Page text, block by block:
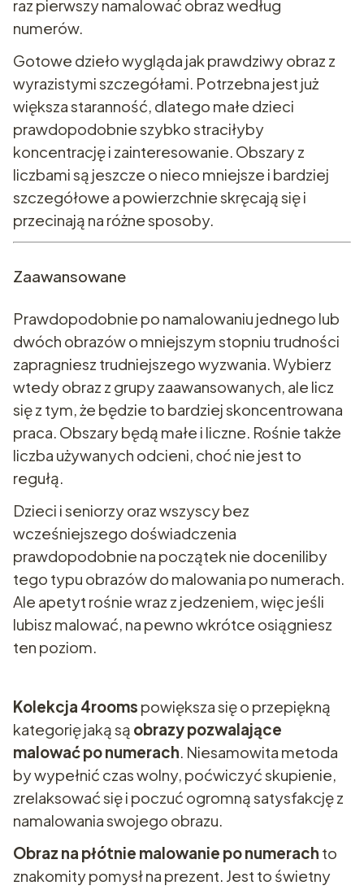
raz pierwszy namalować obraz według
numerów.
Gotowe dzieło wygląda jak prawdziwy obraz z
wyrazistymi szczegółami. Potrzebna jest już
większa staranność, dlatego małe dzieci
prawdopodobnie szybko straciłyby
koncentrację i zainteresowanie. Obszary z
liczbami są jeszcze o nieco mniejsze i bardziej
szczegółowe a powierzchnie skręcają się i
przecinają na różne sposoby.
Zaawansowane
Prawdopodobnie po namalowaniu jednego lub
dwóch obrazów o mniejszym stopniu trudności
zapragniesz trudniejszego wyzwania. Wybierz
wtedy obraz z grupy zaawansowanych, ale licz
się z tym, że będzie to bardziej skoncentrowana
praca. Obszary będą małe i liczne. Rośnie także
liczba używanych odcieni, choć nie jest to
regułą.
Dzieci i seniorzy oraz wszyscy bez
wcześniejszego doświadczenia
prawdopodobnie na początek nie doceniliby
tego typu obrazów do malowania po numerach.
Ale apetyt rośnie wraz z jedzeniem, więc jeśli
lubisz malować, na pewno wkrótce osiągniesz
ten poziom.
Kolekcja 4rooms powiększa się o przepiękną
kategorię jaką są obrazy pozwalające
malować po numerach. Niesamowita metoda
by wypełnić czas wolny, poćwiczyć skupienie,
zrelaksować się i poczuć ogromną satysfakcję z
namalowania swojego obrazu.
Obraz na płótnie malowanie po numerach to
znakomity pomysł na prezent. Jest to świetny